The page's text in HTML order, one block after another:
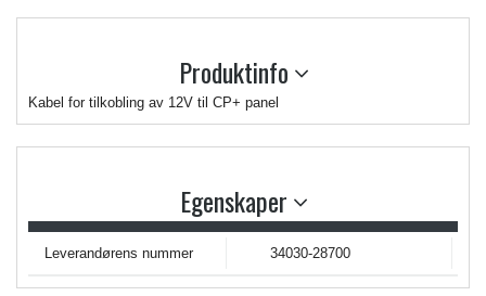
Produktinfo
Kabel for tilkobling av 12V til CP+ panel
Egenskaper
Leverandørens nummer 34030-28700